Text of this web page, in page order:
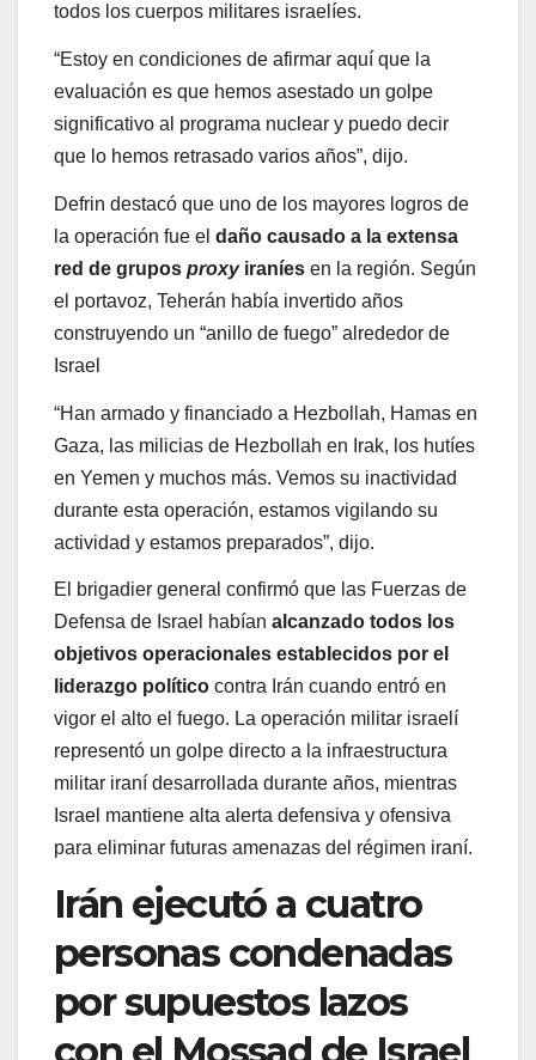
todos los cuerpos militares israelíes.
“Estoy en condiciones de afirmar aquí que la
evaluación es que hemos asestado un golpe
significativo al programa nuclear y puedo decir
que lo hemos retrasado varios años”, dijo.
Defrin destacó que uno de los mayores logros de
la operación fue el daño causado a la extensa
red de grupos proxy iraníes en la región. Según
el portavoz, Teherán había invertido años
construyendo un “anillo de fuego” alrededor de
Israel
“Han armado y financiado a Hezbollah, Hamas en
Gaza, las milicias de Hezbollah en Irak, los hutíes
en Yemen y muchos más. Vemos su inactividad
durante esta operación, estamos vigilando su
actividad y estamos preparados”, dijo.
El brigadier general confirmó que las Fuerzas de
Defensa de Israel habían alcanzado todos los
objetivos operacionales establecidos por el
liderazgo político contra Irán cuando entró en
vigor el alto el fuego. La operación militar israelí
representó un golpe directo a la infraestructura
militar iraní desarrollada durante años, mientras
Israel mantiene alta alerta defensiva y ofensiva
para eliminar futuras amenazas del régimen iraní.
Irán ejecutó a cuatro
personas condenadas
por supuestos lazos